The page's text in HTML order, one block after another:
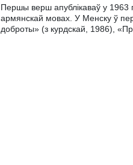
Першы верш апублікаваў у 1963
армянскай мовах. У Менску ў
доброты» (з курдскай, 1986),